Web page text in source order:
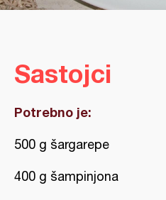
Sastojci
Potrebno je:
500 g šargarepe
400 g šampinjona